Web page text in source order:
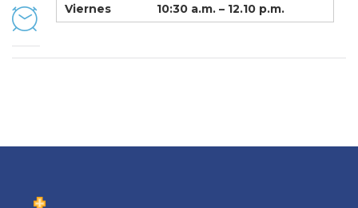
Viernes
10:30 a.m. – 12.10 p.m.